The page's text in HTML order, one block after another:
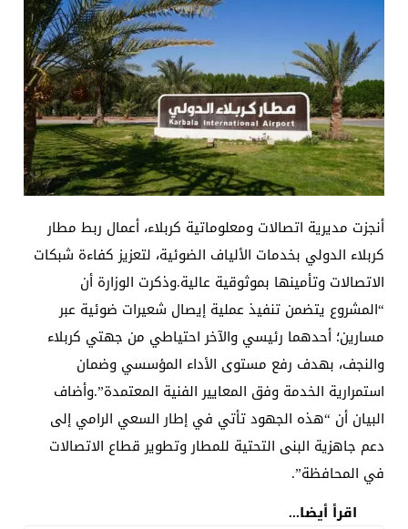
أنجزت مديرية اتصالات ومعلوماتية كربلاء، أعمال ربط مطار
كربلاء الدولي بخدمات الألياف الضوئية، لتعزيز كفاءة شبكات
الاتصالات وتأمينها بموثوقية عالية.وذكرت الوزارة أن
“المشروع يتضمن تنفيذ عملية إيصال شعيرات ضوئية عبر
مسارين؛ أحدهما رئيسي والآخر احتياطي من جهتي كربلاء
والنجف، بهدف رفع مستوى الأداء المؤسسي وضمان
استمرارية الخدمة وفق المعايير الفنية المعتمدة”.وأضاف
البيان أن “هذه الجهود تأتي في إطار السعي الرامي إلى
دعم جاهزية البنى التحتية للمطار وتطوير قطاع الاتصالات
في المحافظة”.
اقرأ أيضا...